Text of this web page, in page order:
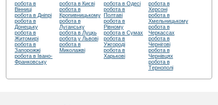
робота в
Вінниці
робота в Дніпрі
робота в
Донецьку
робота в
Житомирі
робота в
Запорожжі
робота в Івано-
Франковську
робота в Києві
робота в
Кропивницькому
робота в
Луганську
робота в Луцкь
робота у Львові
робота в
Миколажві
робота в Одесі
робота в
Полтаві
робота в
Рівному
робота в Сумах
робота в
Ужгороді
робота в
Харькові
робота в
Херсоні
робота в
Хмельницькому
робота в
Черкассах
робота в
Чернігові
робота в
Чернівцях
робота в
Tернополі